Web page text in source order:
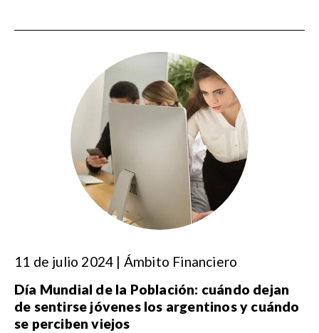
11 de julio 2024 | Ámbito Financiero
Día Mundial de la Población: cuándo dejan
de sentirse jóvenes los argentinos y cuándo
se perciben viejos